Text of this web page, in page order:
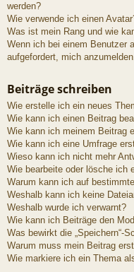
werden?
Wie verwende ich einen
Was ist mein Rang und wie
Wenn ich bei einem Benutzer
aufgefordert, mich
Beiträge schreiben
Wie erstelle ich ein neues
Wie kann ich einen Beitrag
Wie kann ich meinem Beitrag
Wie kann ich eine Umfrage
Wieso kann ich nicht mehr
Wie bearbeite oder lösche ich
Warum kann ich auf
Weshalb kann ich keine
Weshalb wurde ich verwarnt?
Wie kann ich Beiträge den
Was bewirkt die „Speichern“-
Warum muss mein Beitrag
Wie markiere ich ein Thema